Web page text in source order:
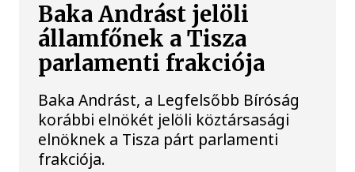
Baka Andrást jelöli
államfőnek a Tisza
parlamenti frakciója
Baka Andrást, a Legfelsőbb Bíróság
korábbi elnökét jelöli köztársasági
elnöknek a Tisza párt parlamenti
frakciója.